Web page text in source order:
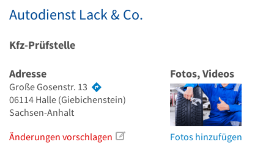
Autodienst Lack & Co.
Kfz-Prüfstelle
Adresse
Große Gosenstr. 13
06114 Halle (Giebichenstein)
Sachsen-Anhalt
Änderungen vorschlagen
Fotos, Videos
Fotos hinzufügen